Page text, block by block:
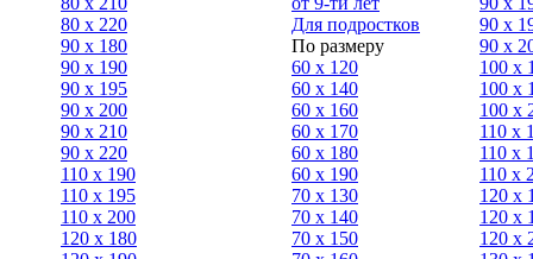
80 x 220
90 x 180
90 х 190
90 х 195
90 х 200
90 x 210
90 x 220
110 x 190
110 x 195
110 x 200
120 x 180
Для подростков
По размеру
60 х 120
60 х 140
60 х 160
60 х 170
60 х 180
60 х 190
70 х 130
70 х 140
70 х 150
90 x
90 x
100 x
100 х
100 x
110 x
110 х
110 х
120 х
120 х
120 х